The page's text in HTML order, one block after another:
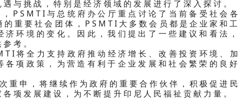
与挑战，特别是经济领域的发展进行了深入探讨。
与总统府办公厅重点讨论了当前备受社会各
重要社会团体，PSMTI大多数会员都是企业家和工
环境的变化。因此，我们提出了一些建议和看法，
考。
力支持政府推动经济增长、改善投资环境、加
项政策，为营造有利于企业发展和社会繁荣的良好
，将继续作为政府的重要合作伙伴，积极促进民
项发展建设，为不断提升印尼人民福祉贡献力量。